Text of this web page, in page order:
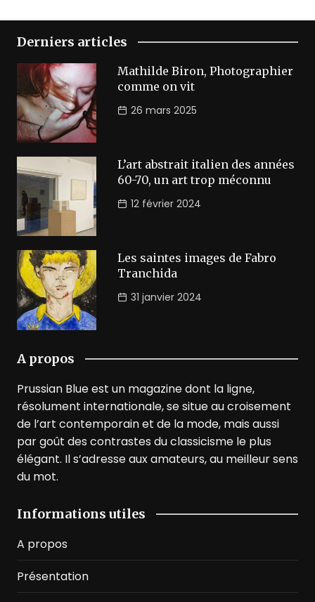
Derniers articles
Mathilde Biron, Photographier
comme on vit
26 mars 2025
L’art abstrait italien des années
60-70, un art trop méconnu
12 février 2024
Les saintes images de Fabro
Tranchida
31 janvier 2024
A propos
Prussian Blue est un magazine dont la ligne,
résolument internationale, se situe au croisement
de l’art contemporain et de la mode, mais aussi
par goût des contrastes du classicisme le plus
élégant. Il s’adresse aux amateurs, au meilleur sens
du mot.
Informations utiles
A propos
Présentation